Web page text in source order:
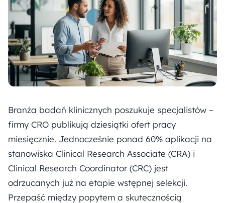
Branża badań klinicznych poszukuje specjalistów –
firmy CRO publikują dziesiątki ofert pracy
miesięcznie. Jednocześnie ponad 60% aplikacji na
stanowiska Clinical Research Associate (CRA) i
Clinical Research Coordinator (CRC) jest
odrzucanych już na etapie wstępnej selekcji.
Przepaść między popytem a skutecznością